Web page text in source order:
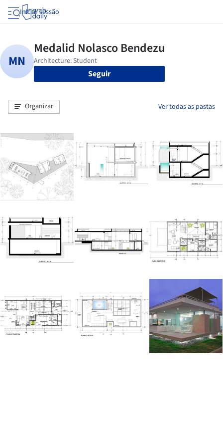
Iniciar sessão
Seguir
Organizar Ver todas as pastas